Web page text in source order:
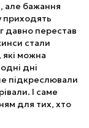
але бажання
приходять
давно перестав
стали
які можна
дні
підкреслювали
І саме
для тих, хто